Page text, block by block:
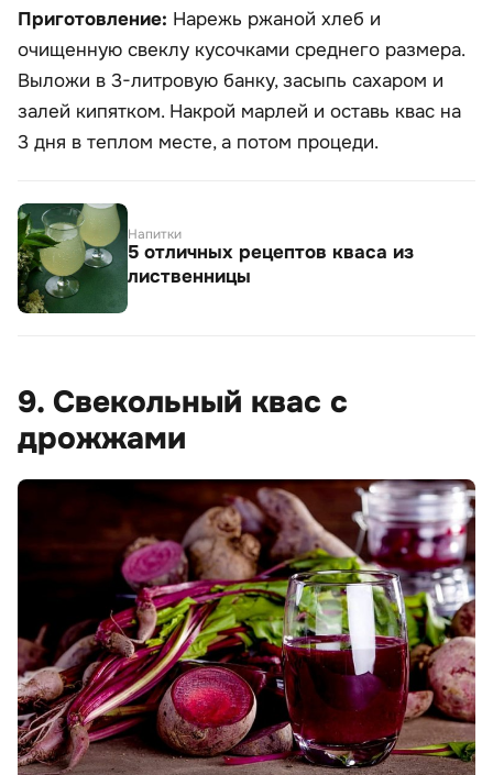
Приготовление: Нарежь ржаной хлеб и
очищенную свеклу кусочками среднего размера.
Выложи в 3-литровую банку, засыпь сахаром и
залей кипятком. Накрой марлей и оставь квас на
3 дня в теплом месте, а потом процеди.
Напитки
5 отличных рецептов кваса из
лиственницы
9. Свекольный квас с
дрожжами